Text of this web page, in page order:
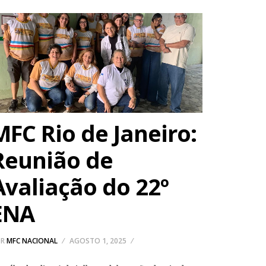
Rio de Janeiro:
de
do 22º
MFC NACIONAL AGOSTO 1, 2025